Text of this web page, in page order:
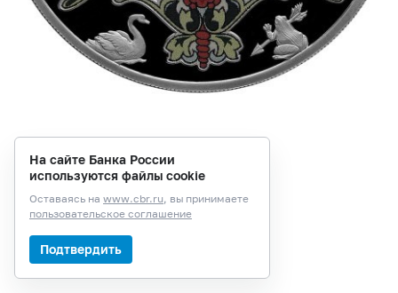
На сайте Банка России
используются файлы cookie
Оставаясь на www.cbr.ru, вы принимаете
пользовательское соглашение
Подтвердить